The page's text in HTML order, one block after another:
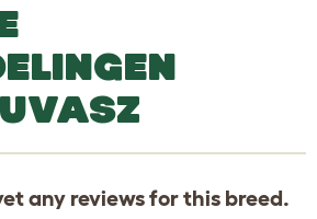
any reviews for this breed.